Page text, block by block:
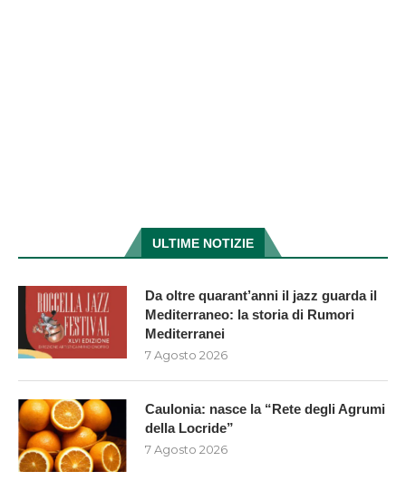
ULTIME NOTIZIE
Da oltre quarant’anni il jazz guarda il
Mediterraneo: la storia di Rumori
Mediterranei
7 Agosto 2026
Caulonia: nasce la “Rete degli Agrumi
della Locride”
7 Agosto 2026